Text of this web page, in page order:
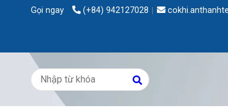
Gọi ngay (+84) 942127028